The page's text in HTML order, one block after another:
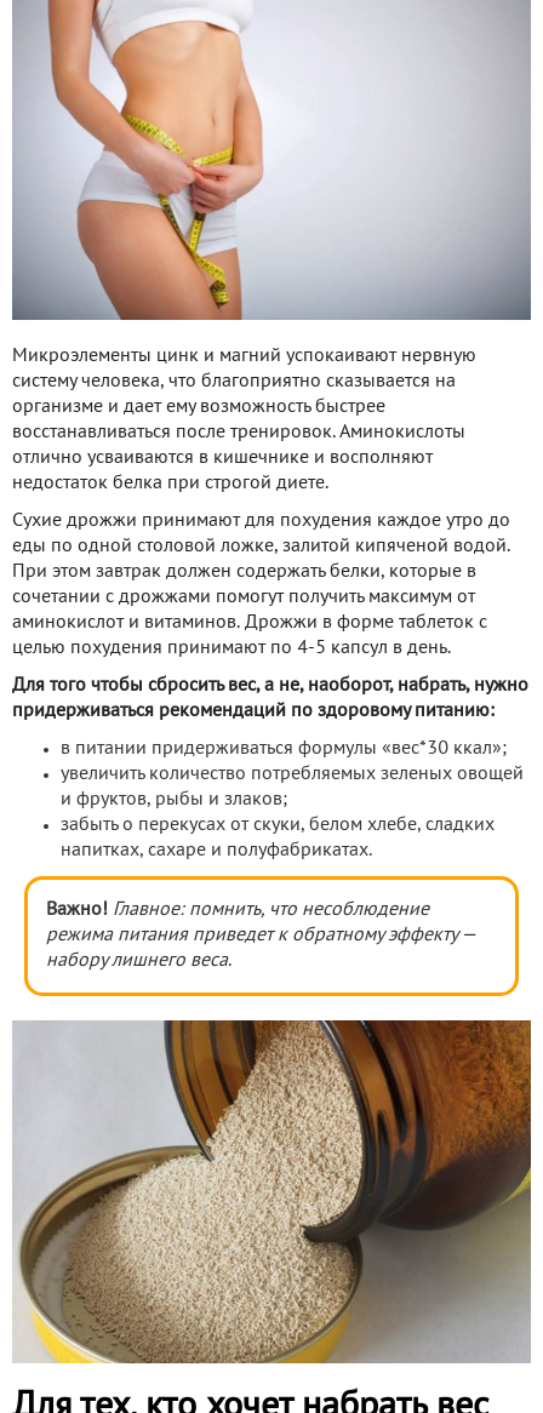
Микроэлементы цинк и магний успокаивают нервную
систему человека, что благоприятно сказывается на
организме и дает ему возможность быстрее
восстанавливаться после тренировок. Аминокислоты
отлично усваиваются в кишечнике и восполняют
недостаток белка при строгой диете.
Сухие дрожжи принимают для похудения каждое утро до
еды по одной столовой ложке, залитой кипяченой водой.
При этом завтрак должен содержать белки, которые в
сочетании с дрожжами помогут получить максимум от
аминокислот и витаминов. Дрожжи в форме таблеток с
целью похудения принимают по 4-5 капсул в день.
Для того чтобы сбросить вес, а не, наоборот, набрать, нужно
придерживаться рекомендаций по здоровому питанию:
в питании придерживаться формулы «вес*30 ккал»;
увеличить количество потребляемых зеленых овощей
и фруктов, рыбы и злаков;
забыть о перекусах от скуки, белом хлебе, сладких
напитках, сахаре и полуфабрикатах.
Важно! Главное: помнить, что несоблюдение
режима питания приведет к обратному эффекту —
набору лишнего веса.